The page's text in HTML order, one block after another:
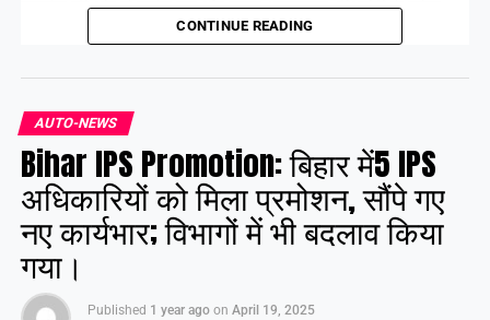
कांग्रेस की ओर से राजेश राम और कृष्णा अल्लावारू, वीआईपी के मुकेश
सहनी और वाम दलों के प्रमुख नेता भाग लेंगे।
Share this:
Facebook X
Like this:
CONTINUE READING
AUTO-NEWS
Bihar IPS Promotion: बिहार में5 IPS
अधिकारियों को मिला प्रमोशन, सौंपे गए
नए कार्यभार; विभागों में भी बदलाव किया
गया।
Published 1 year ago on April 19, 2025